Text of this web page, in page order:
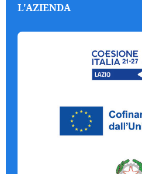
L'AZIENDA